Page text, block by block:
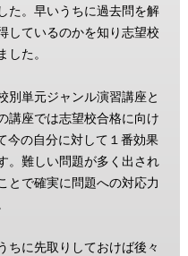
た。早いうちに過去問を解
しているのかを知り志望校
した。
別単元ジャンル演習講座と
講座では志望校合格に向け
今の自分に対して１番効果
。難しい問題が多く出され
とで確実に問題への対応力
ちに先取りしておけば後々